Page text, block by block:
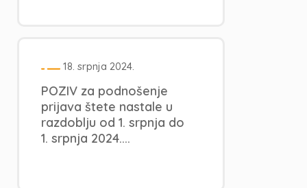
18. srpnja 2024.
POZIV za podnošenje
prijava štete nastale u
razdoblju od 1. srpnja do
1. srpnja 2024....